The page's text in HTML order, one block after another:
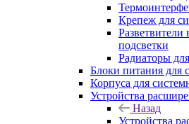
Крепеж для
Разветвители
подсветки
Радиаторы
Блоки питания для
Корпуса для
Устройства
Назад
Устройства